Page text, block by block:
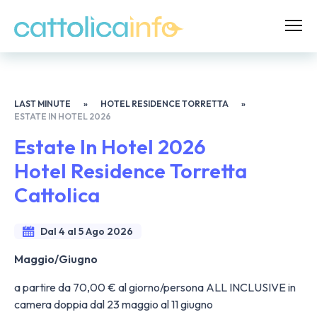
LAST MINUTE » HOTEL RESIDENCE TORRETTA
»
ESTATE IN HOTEL 2026
Estate In Hotel 2026
Hotel Residence Torretta
Cattolica
Dal 4 al 5 Ago 2026
Maggio/Giugno
a partire da 70,00 € al giorno/persona ALL INCLUSIVE in
camera doppia dal 23 maggio al 11 giugno